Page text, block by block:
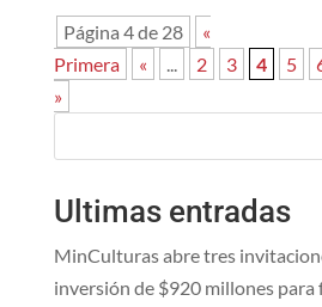
Página 4 de 28
«
Primera
« ... 2 3 4 5
»
Ultimas entradas
MinCulturas abre tres
inversión de $920 millones para